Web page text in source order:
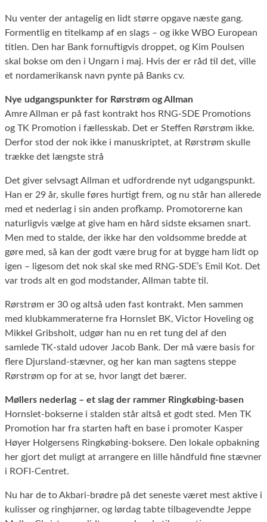
Nu venter der antagelig en lidt større opgave næste gang.
Formentlig en titelkamp af en slags – og ikke WBO European
titlen. Den har Bank fornuftigvis droppet, og Kim Poulsen
skal bokse om den i Ungarn i maj. Hvis der er råd til det, ville
et nordamerikansk navn pynte på Banks cv.
Nye udgangspunkter for Rørstrøm og Allman
Amre Allman er på fast kontrakt hos RNG-SDE Promotions
og TK Promotion i fællesskab. Det er Steffen Rørstrøm ikke.
Derfor stod der nok ikke i manuskriptet, at Rørstrøm skulle
trække det længste strå
Det giver selvsagt Allman et udfordrende nyt udgangspunkt.
Han er 29 år, skulle føres hurtigt frem, og nu står han allerede
med et nederlag i sin anden profkamp. Promotorerne kan
naturligvis vælge at give ham en hård sidste eksamen snart.
Men med to stalde, der ikke har den voldsomme bredde at
gøre med, så kan der godt være brug for at bygge ham lidt op
igen – ligesom det nok skal ske med RNG-SDE’s Emil Kot. Det
var trods alt en god modstander, Allman tabte til.
Rørstrøm er 30 og altså uden fast kontrakt. Men sammen
med klubkammeraterne fra Hornslet BK, Victor Hoveling og
Mikkel Gribsholt, udgør han nu en ret tung del af den
samlede TK-stald udover Jacob Bank. Der må være basis for
flere Djursland-stævner, og her kan man sagtens steppe
Rørstrøm op for at se, hvor langt det bærer.
Møllers nederlag – et slag der rammer Ringkøbing-basen
Hornslet-bokserne i stalden står altså et godt sted. Men TK
Promotion har fra starten haft en base i promoter Kasper
Høyer Holgersens Ringkøbing-boksere. Den lokale opbakning
her gjort det muligt at arrangere en lille håndfuld fine stævner
i ROFI-Centret.
Nu har de to Akbari-brødre på det seneste været mest aktive i
kulisser og ringhjørner, og lørdag tabte tilbagevendte Jeppe